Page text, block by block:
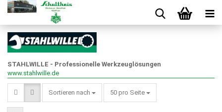
STAHLWILLE - Professionelle Werkzeuglösungen
www.stahlwille.de
Sortieren nach 50 pro Seite